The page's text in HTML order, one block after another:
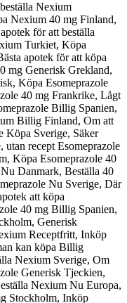
Nexium
Nexium 40 mg Finland,
för att beställa
Turkiet, Köpa
apotek för att köpa
mg Generisk Grekland,
Köpa Esomeprazole
40 mg Frankrike, Lågt
Billig Spanien,
Billig Finland, Om att
Köpa Sverige, Säker
recept Esomeprazole
Köpa Esomeprazole 40
Danmark, Beställa 40
Nu Sverige, Där
att köpa
40 mg Billig Spanien,
Generisk
Receptfritt, Inköp
kan köpa Billig
Nexium Sverige, Om
Generisk Tjeckien,
Nexium Nu Europa,
Stockholm, Inköp